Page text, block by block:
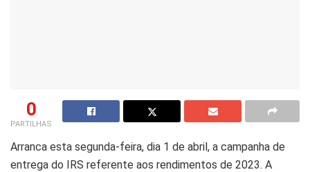
0
PARTILHAS
Arranca esta segunda-feira, dia 1 de abril, a campanha de
entrega do IRS referente aos rendimentos de 2023. A